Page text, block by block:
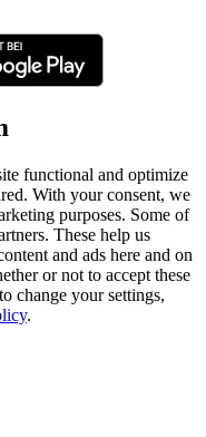
functional and optimize
With your consent, we
purposes. Some of
These help us
and ads here and on
or not to accept these
change your settings,
.